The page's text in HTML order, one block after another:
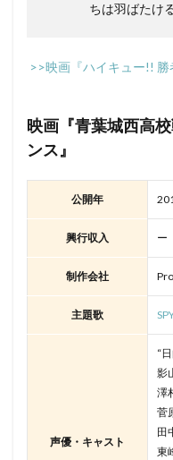
ちは羽ばたけ
>>映画『ハイキュー!!
映画『青葉城西高
ンス』
公開年
興行収入 ー
制作会社
主題歌
声優・キャスト
“
影
澤
菅
田
東